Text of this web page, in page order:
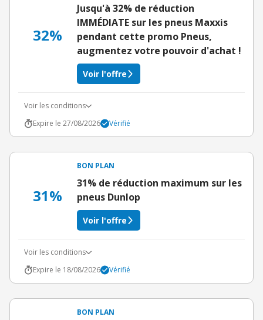
32%
Jusqu'à 32% de réduction
IMMÉDIATE sur les pneus Maxxis
pendant cette promo Pneus,
augmentez votre pouvoir d'achat !
Voir l'offre
Voir les conditions
Expire le 27/08/2026
Vérifié
31%
BON PLAN
31% de réduction maximum sur les
pneus Dunlop
Voir l'offre
Voir les conditions
Expire le 18/08/2026
Vérifié
BON PLAN